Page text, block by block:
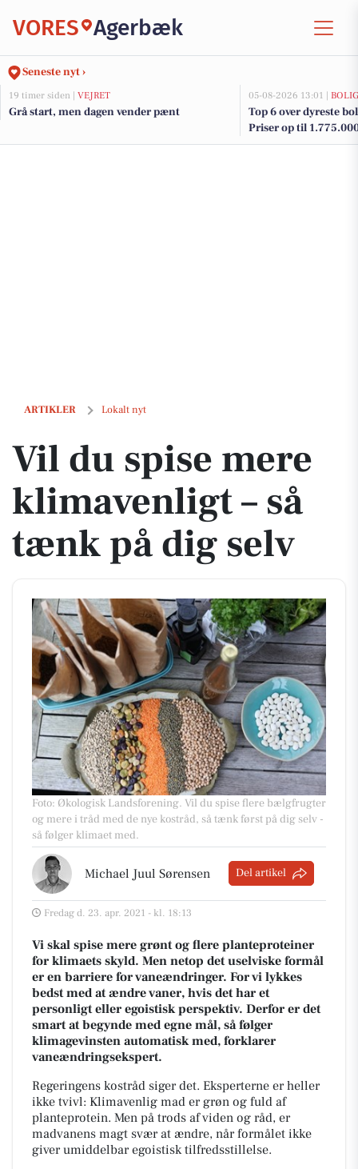
VORES Agerbæk
Seneste nyt ›
19 timer siden | VEJRET
Grå start, men dagen vender pænt
05-08-2026 13:01 |
Top 6 over dyreste
Priser op til
ARTIKLER Lokalt nyt
Vil du spise mere klimavenligt – så tænk på dig selv
Vil du spise mere
klimavenligt – så
tænk på dig selv
Foto: Økologisk Landsforening. Vil du spise flere bælgfrugter
og mere i tråd med de nye kostråd, så tænk først på dig selv -
så følger klimaet med.
Michael Juul Sørensen Del artikel
Fredag d. 23. apr. 2021 - kl. 18:13
Vi skal spise mere grønt og flere planteproteiner
for klimaets skyld. Men netop det uselviske formål
er en barriere for vaneændringer. For vi lykkes
bedst med at ændre vaner, hvis det har et
personligt eller egoistisk perspektiv. Derfor er det
smart at begynde med egne mål, så følger
klimagevinsten automatisk med, forklarer
vaneændringsekspert.
Regeringens kostråd siger det. Eksperterne er heller
ikke tvivl: Klimavenlig mad er grøn og fuld af
planteprotein. Men på trods af viden og råd, er
madvanens magt svær at ændre, når formålet ikke
giver umiddelbar egoistisk tilfredsstillelse.